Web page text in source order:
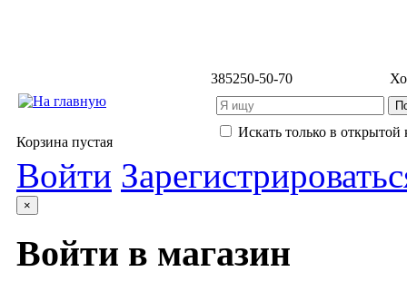
385250-50-70
Искать только в открытой
Корзина пустая
Войти
×
Войти в магазин